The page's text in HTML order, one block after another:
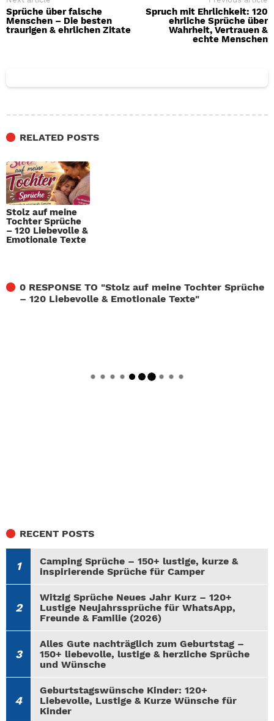
Sprüche über falsche
Menschen – Die besten
traurigen & ehrlichen Zitate
Spruch mit Ehrlichkeit: 120
ehrliche Sprüche über
Wahrheit, Vertrauen &
echte Menschen
RELATED POSTS
Stolz auf meine
Tochter Sprüche
– 120 Liebevolle &
Emotionale Texte
0 RESPONSE TO "Stolz auf meine Tochter Sprüche
– 120 Liebevolle & Emotionale Texte"
RECENT POSTS
Camping Sprüche – 150+ lustige, kurze &
inspirierende Sprüche für Camper
Witzig Sprüche Neues Jahr Kurz – 120+
Lustige Neujahrssprüche für WhatsApp,
Freunde & Familie (2026)
Alles Gute nachträglich zum Geburtstag –
150+ liebevolle, lustige & herzliche Sprüche
und Wünsche
Geburtstagswünsche Kinder: 120+
Liebevolle, Lustige & Kurze Wünsche für
Kinder